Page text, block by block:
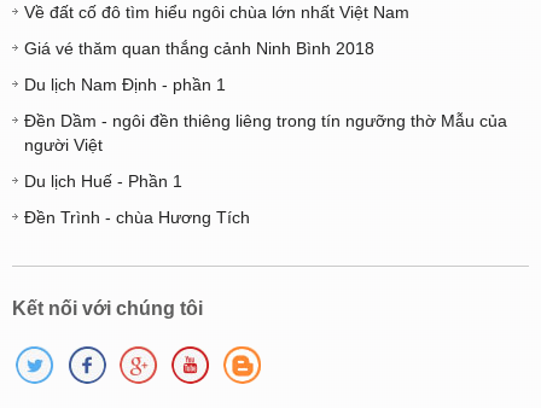
Về đất cố đô tìm hiểu ngôi chùa lớn nhất Việt Nam
Giá vé thăm quan thắng cảnh Ninh Bình 2018
Du lịch Nam Định - phần 1
Đền Dầm - ngôi đền thiêng liêng trong tín ngưỡng thờ Mẫu của
người Việt
Du lịch Huế - Phần 1
Đền Trình - chùa Hương Tích
Kết nối với chúng tôi